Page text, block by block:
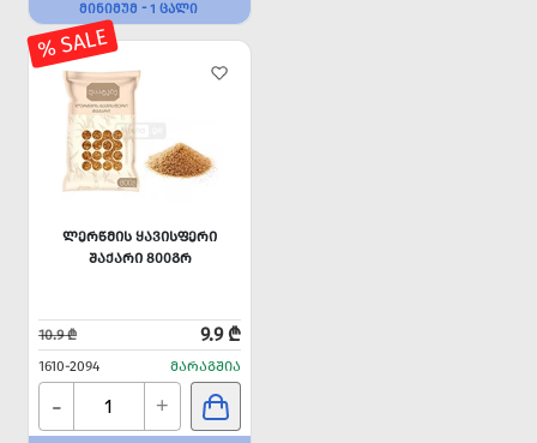
ᲛᲘᲜᲘᲛᲣᲛ - 1 ᲪᲐᲚᲘ
% SALE
ᲚᲔᲠᲬᲛᲘᲡ ᲧᲐᲕᲘᲡᲤᲔᲠᲘ
ᲨᲐᲥᲐᲠᲘ 800ᲒᲠ
10.9 ₾ 9.9 ₾
1610-2094 ᲛᲐᲠᲐᲒᲨᲘᲐ
- +